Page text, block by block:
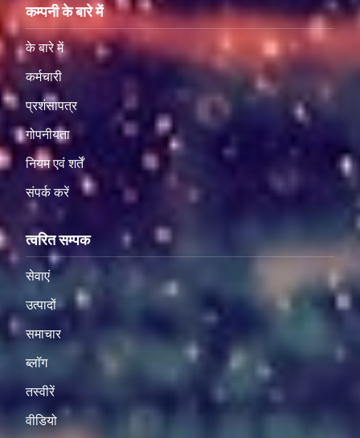
कम्पनी के बारे में
के बारे में
कर्मचारी
प्रशंसापत्र
गोपनीयता
नियम एवं शर्तें
संपर्क करें
त्वरित सम्पक
सेवाएं
उत्पादों
समाचार
ब्लॉग
तस्वीरें
वीडियो